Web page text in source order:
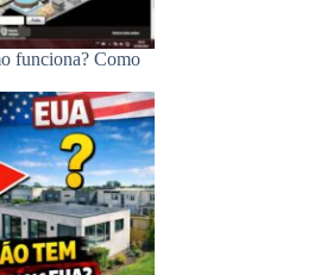
funciona? Como